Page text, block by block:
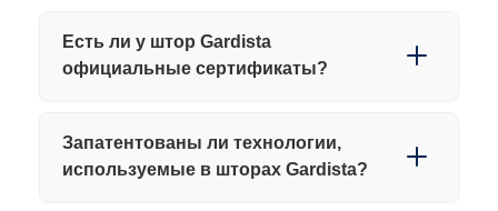
Есть ли у штор Gardista
официальные сертификаты?
добровольные сертификаты соответствия,
подтверждающие качество, безопасность и
Запатентованы ли технологии,
используемые в шторах Gardista?